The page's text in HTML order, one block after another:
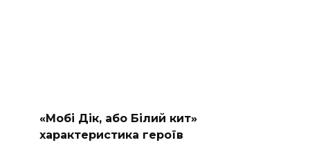
«Мобі Дік, або Білий кит»
характеристика героїв